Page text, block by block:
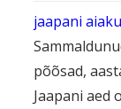
jaapani
põõsad,
Jaapani aed